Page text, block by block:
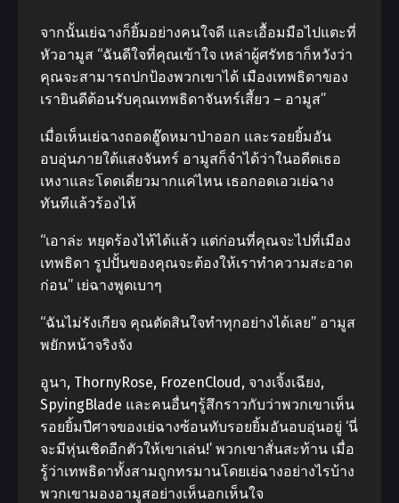
จากนั้นเย่ฉางก็ยิ้มอย่างคนใจดี และเอื้อมมือไปแตะที่
หัวอามูส “ฉันดีใจที่คุณเข้าใจ เหล่าผู้ศรัทธาก็หวังว่า
คุณจะสามารถปกป้องพวกเขาได้ เมืองเทพธิดาของ
เรายินดีต้อนรับคุณเทพธิดาจันทร์เสี้ยว – อามูส”
เมื่อเห็นเย่ฉางถอดฮู๊ดหมาป่าออก และรอยยิ้มอัน
อบอุ่นภายใต้แสงจันทร์ อามูสก็จำได้ว่าในอดีตเธอ
เหงาและโดดเดี่ยวมากแค่ไหน เธอกอดเอวเย่ฉาง
ทันทีแล้วร้องไห้
“เอาล่ะ หยุดร้องไห้ได้แล้ว แต่ก่อนที่คุณจะไปที่เมือง
เทพธิดา รูปปั้นของคุณจะต้องให้เราทำความสะอาด
ก่อน” เย่ฉางพูดเบาๆ
“ฉันไม่รังเกียจ คุณตัดสินใจทำทุกอย่างได้เลย” อามูส
พยักหน้าจริงจัง
อูนา, ThornyRose, FrozenCloud, จางเจิ้งเฉียง,
SpyingBlade และคนอื่นๆรู้สึกราวกับว่าพวกเขาเห็น
รอยยิ้มปีศาจของเย่ฉางซ้อนทับรอยยิ้มอันอบอุ่นอยู่ ‘นี่
จะมีหุ่นเชิดอีกตัวให้เขาเล่น!’ พวกเขาสั่นสะท้าน เมื่อ
รู้ว่าเทพธิดาทั้งสามถูกทรมานโดยเย่ฉางอย่างไรบ้าง
พวกเขามองอามูสอย่างเห็นอกเห็นใจ